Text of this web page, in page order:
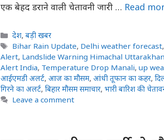
एक बेहद डराने वाली चेतावनी जारी … Read
Categories
देश,बड़ी खबर
Tags
Bihar Rain Update, Delhi weather forecast,
Alert, Landslide Warning Himachal
Alert India, Temperature Drop Manali, up
आईएमडी अलर्ट, आज का मौसम, आंधी तूफान का कहर,
गिरने का अलर्ट, बिहार मौसम समाचार, भारी बारिश की
Leave a comment